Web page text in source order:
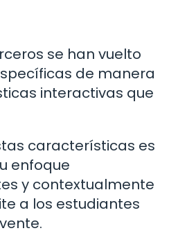
se han vuelto
de manera
interactivas que
características es
enfoque
y contextualmente
a los estudiantes